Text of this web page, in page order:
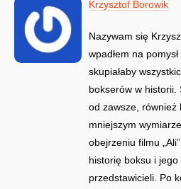
Krzysztof Borowik
Nazywam się
wpadłem na
skupiałaby
bokserów w historii.
od zawsze, również
mniejszym
obejrzeniu filmu
historię boksu i
przedstawicieli. Po